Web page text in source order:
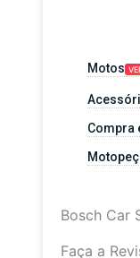
Motos
Compra
Bosch Car
Faça a